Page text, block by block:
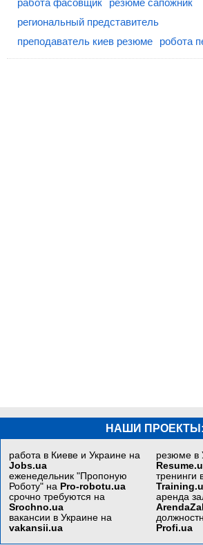
работа фасовщик
резюме сапожник
региональный представитель
преподаватель киев резюме
робота
НАШИ ПРОЕКТЫ:
работа в Киеве и Украине на
Jobs.ua
еженедельник "Пропоную
Роботу" на Pro-robotu.ua
срочно требуются на
Srochno.ua
вакансии в Украине на
vakansii.ua
резюме в
тренинги
аренда
Profi.ua